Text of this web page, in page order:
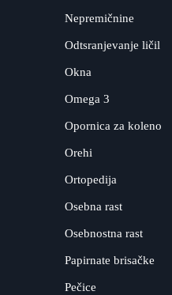
Nepremičnine
Odtsranjevanje ličil
Okna
Omega 3
Opornica za koleno
Orehi
Ortopedija
Osebna rast
Osebnostna rast
Papirnate brisačke
Pečice